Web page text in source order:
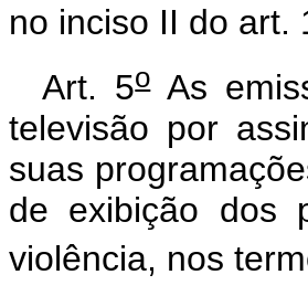
no inciso II do art.
Art. 5oAs
televisão por
suas
de exibição dos
violência, nos